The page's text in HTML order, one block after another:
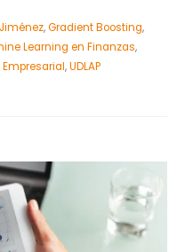
,Gradient Boosting,
Learning en Finanzas,
,UDLAP